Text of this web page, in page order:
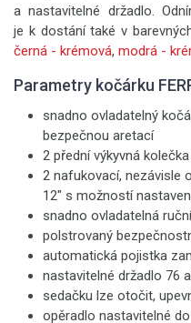
a nastavitelné držadlo.
je k dostání také v
černá - krémová, modrá -
Parametry kočárku
snadno ovladatelný
bezpečnou aretací
2 přední výkyvná
2 nafukovací, nezávisle
12" s možností
snadno ovladatelná
polstrovaný
automatická pojistka
nastavitelné držadlo 76
sedačku lze otočit,
opěradlo nastavitelné